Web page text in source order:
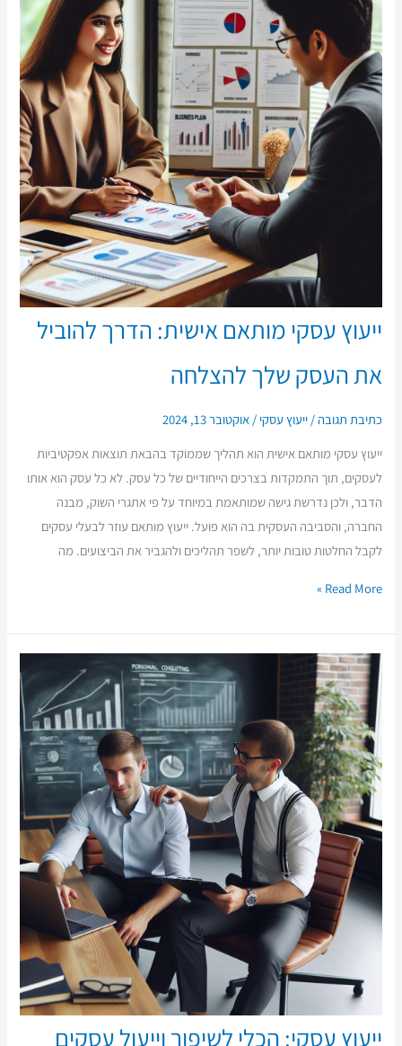
ייעוץ עסקי מותאם אישית: הדרך להוביל
את העסק שלך להצלחה
כתיבת תגובה/ייעוץ עסקי /אוקטובר 13, 2024
ייעוץ עסקי מותאם אישית הוא תהליך שממוקד בהבאת תוצאות אפקטיביות
לעסקים, תוך התמקדות בצרכים הייחודיים של כל עסק. לא כל עסק הוא אותו
הדבר, ולכן נדרשת גישה שמותאמת במיוחד על פי אתגרי השוק, מבנה
החברה, והסביבה העסקית בה הוא פועל. ייעוץ מותאם עוזר לבעלי עסקים
לקבל החלטות טובות יותר, לשפר תהליכים ולהגביר את הביצועים. מה
Read More »
ייעוץ עסקי: הכלי לשיפור וייעול עסקים